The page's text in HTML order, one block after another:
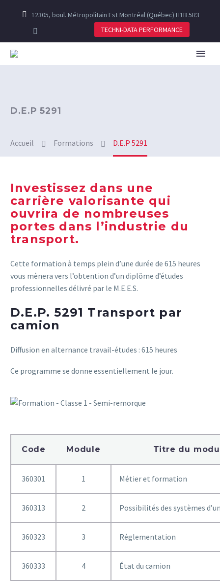
12305, boul. Métropolitain Est Montréal (Québec) H1B 5R3
TECHNI-DATA PERFORMANCE
D.E.P 5291
Accueil Formations D.E.P 5291
Investissez dans une
carrière valorisante qui
ouvrira de nombreuses
portes dans l’industrie du
transport.
Cette formation à temps plein d’une durée de 615 heures
vous mènera vers l’obtention d’un diplôme d’études
professionnelles délivré par le M.E.E.S.
D.E.P. 5291 Transport par
camion
Diffusion en alternance travail-études : 615 heures
Ce programme se donne essentiellement le jour.
Code Module Titre du
360301 1 Métier et formation
360313 2 Possibilités des systèmes
360323 3 Réglementation
360333 4 État du camion